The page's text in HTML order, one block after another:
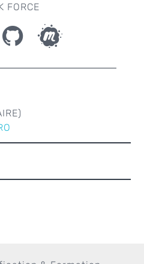
FORCE
: